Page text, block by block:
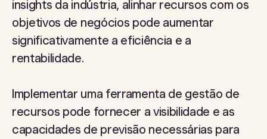
insights da indústria, alinhar recursos com os
objetivos de negócios pode aumentar
significativamente a eficiência e a
rentabilidade.
Implementar uma ferramenta de gestão de
recursos pode fornecer a visibilidade e as
capacidades de previsão necessárias para